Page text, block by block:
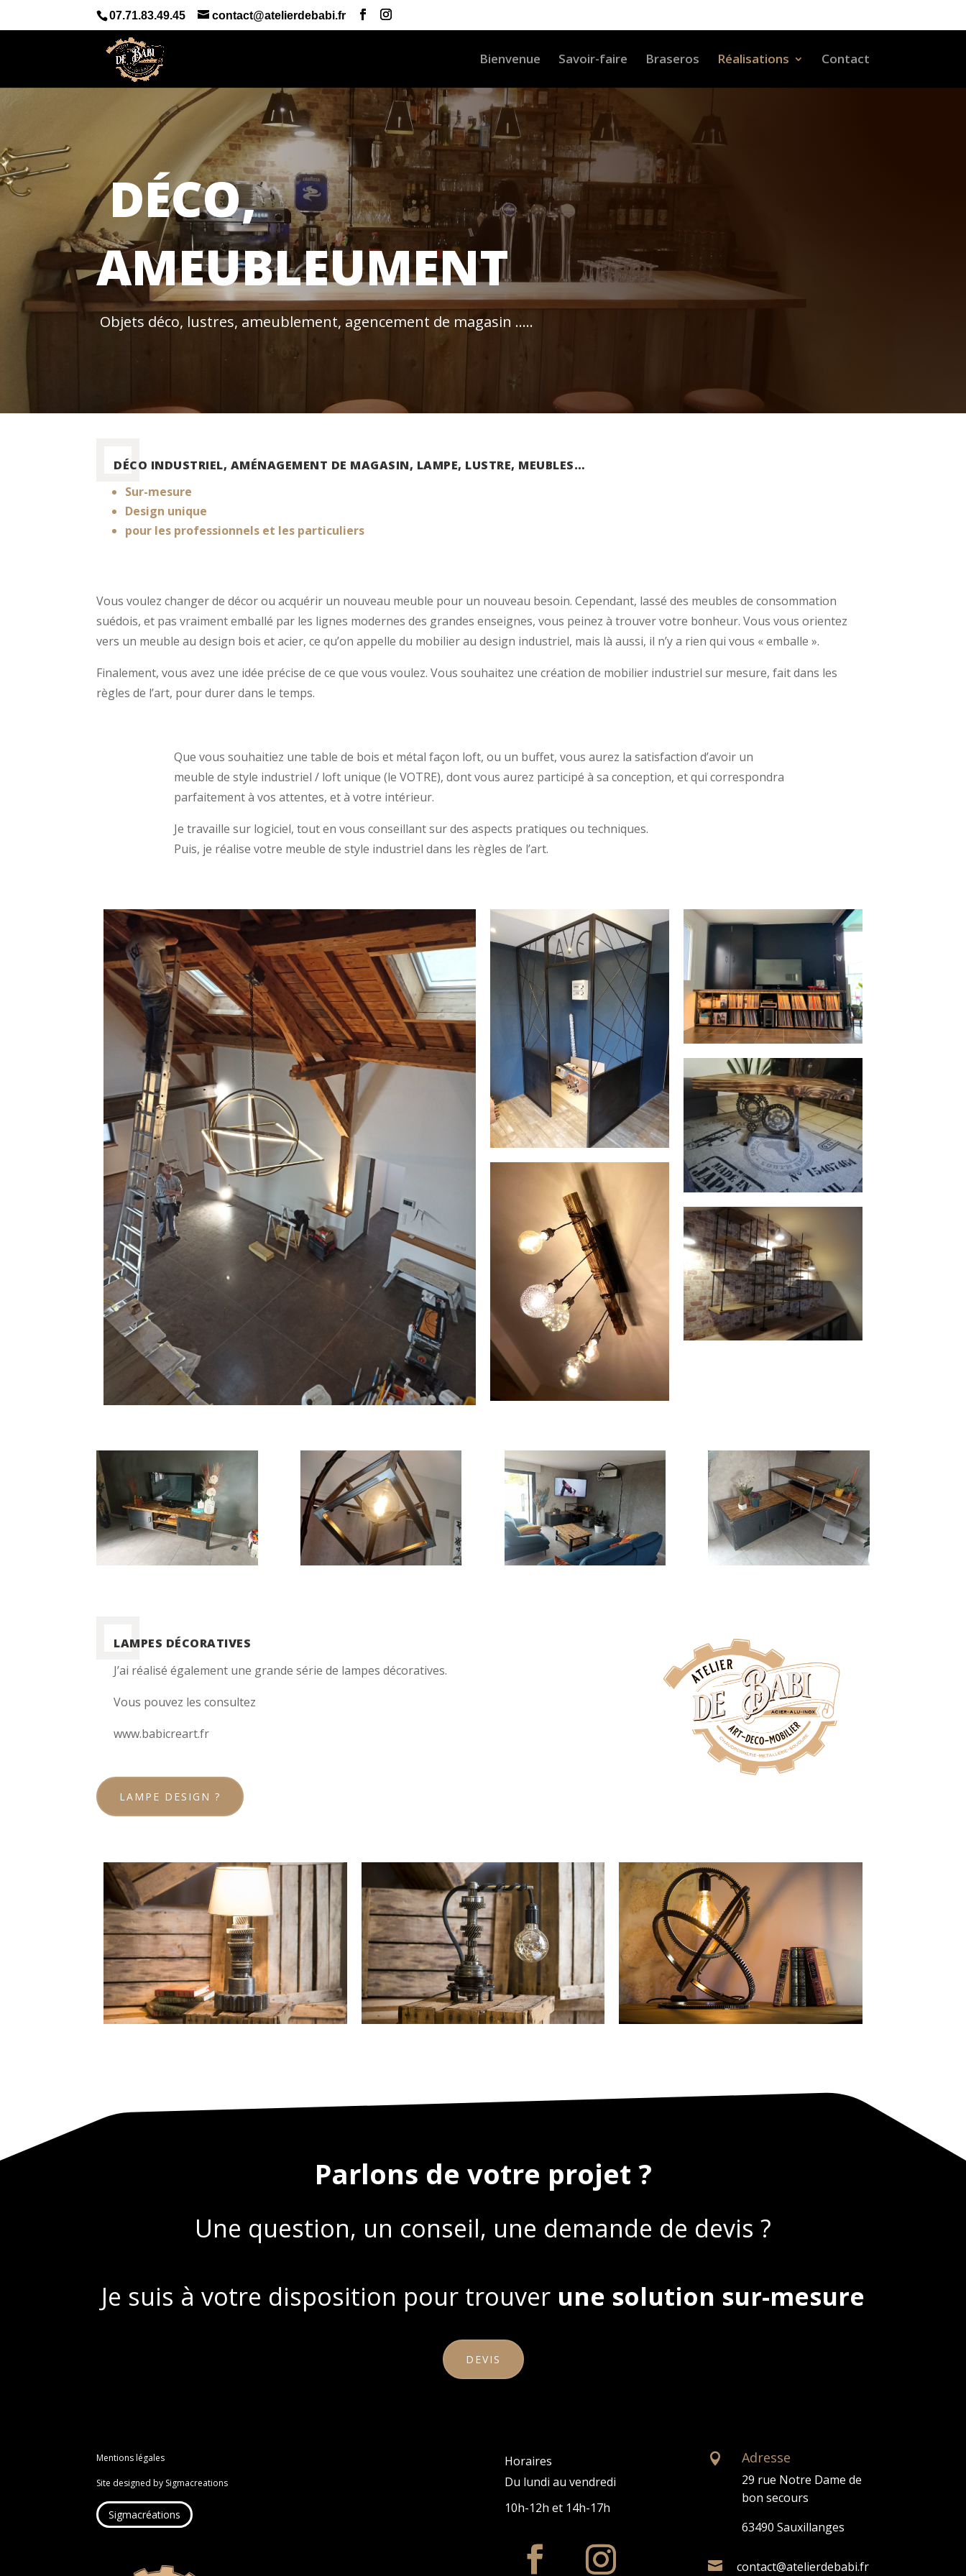
07.71.83.49.45 contact@atelierdebabi.fr
Bienvenue Savoir-faire Braseros Réalisations Contact
DÉCO,
AMEUBLEUMENT
Objets déco, lustres, ameublement, agencement de magasin …..
DÉCO INDUSTRIEL, AMÉNAGEMENT DE MAGASIN, LAMPE, LUSTRE, MEUBLES…
Sur-mesure
Design unique
pour les professionnels et les particuliers
Vous voulez changer de décor ou acquérir un nouveau meuble pour un nouveau besoin. Cependant, lassé des meubles de consommation
suédois, et pas vraiment emballé par les lignes modernes des grandes enseignes, vous peinez à trouver votre bonheur. Vous vous orientez
vers un meuble au design bois et acier, ce qu’on appelle du mobilier au design industriel, mais là aussi, il n’y a rien qui vous « emballe ».
Finalement, vous avez une idée précise de ce que vous voulez. Vous souhaitez une création de mobilier industriel sur mesure, fait dans les
règles de l’art, pour durer dans le temps.
Que vous souhaitiez une table de bois et métal façon loft, ou un buffet, vous aurez la satisfaction d’avoir un
meuble de style industriel / loft unique (le VOTRE), dont vous aurez participé à sa conception, et qui correspondra
parfaitement à vos attentes, et à votre intérieur.
Je travaille sur logiciel, tout en vous conseillant sur des aspects pratiques ou techniques.
Puis, je réalise votre meuble de style industriel dans les règles de l’art.
LAMPES DÉCORATIVES
J’ai réalisé également une grande série de lampes décoratives.
Vous pouvez les consultez
www.babicreart.fr
LAMPE DESIGN ?
Parlons de votre projet ?
Une question, un conseil, une demande de devis ?
Je suis à votre disposition pour trouver une solution sur-mesure
DEVIS
Mentions légales
Site designed by Sigmacreations
Sigmacréations
Horaires
Du lundi au vendredi
10h-12h et 14h-17h
 Adresse
29 rue Notre Dame de
bon secours
63490 Sauxillanges
 contact@atelierdebabi.fr